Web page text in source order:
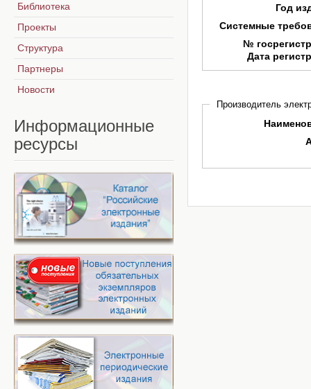
Год
Системные
№
Дата
Производитель
Библиотека
Проекты
Структура
Партнеры
Новости
Информационные
ресурсы